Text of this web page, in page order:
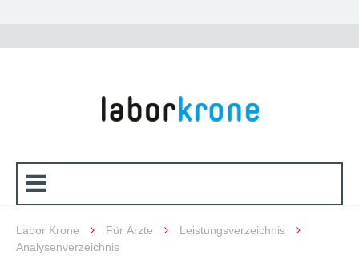
Labor Krone Für Ärzte
Leistungsverzeichnis
Analysenverzeichnis